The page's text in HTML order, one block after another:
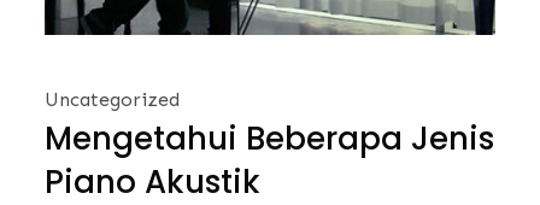
Uncategorized
Mengetahui Beberapa Jenis
Piano Akustik